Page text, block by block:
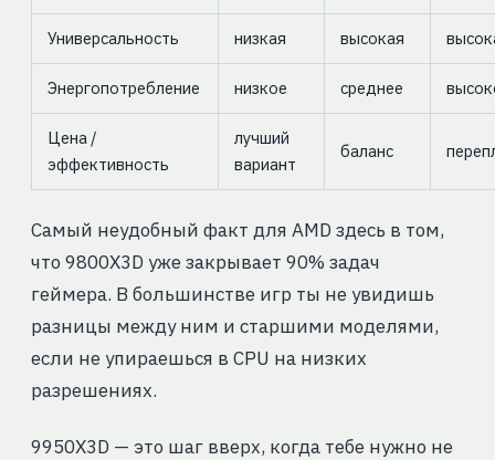
Универсальность низкая высокая
Энергопотребление низкое среднее
Цена /
эффективность
лучший
вариант
баланс
Самый неудобный факт для AMD здесь в том,
что 9800X3D уже закрывает 90% задач
геймера. В большинстве игр ты не увидишь
разницы между ним и старшими моделями,
если не упираешься в CPU на низких
разрешениях.
9950X3D — это шаг вверх, когда тебе нужно не